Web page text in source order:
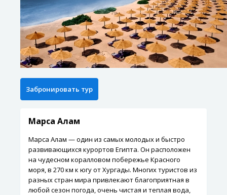
Марса Алам
Марса Алам — один из самых молодых и быстро
развивающихся курортов Египта. Он расположен
на чудесном коралловом побережье Красного
моря, в 270 км к югу от Хургады. Многих туристов из
разных стран мира привлекают благоприятная в
любой сезон погода, очень чистая и теплая вода,